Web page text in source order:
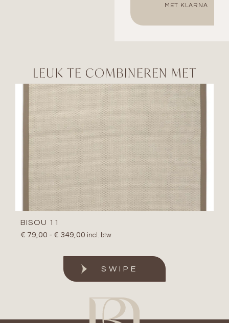
MET KLARNA
LEUK TE COMBINEREN MET
BISOU 11
€ 79,00 - € 349,00 incl. btw